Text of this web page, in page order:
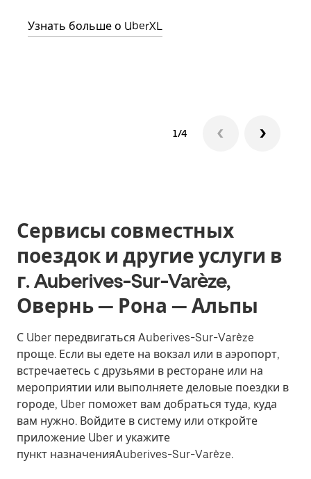
Узнать больше о UberXL
1/4
Сервисы совместных
поездок и другие услуги в
г. Auberives-Sur-Varèze,
Овернь — Рона — Альпы
С Uber передвигаться Auberives-Sur-Varèze
проще. Если вы едете на вокзал или в аэропорт,
встречаетесь с друзьями в ресторане или на
мероприятии или выполняете деловые поездки в
городе, Uber поможет вам добраться туда, куда
вам нужно. Войдите в систему или откройте
приложение Uber и укажите
пункт назначенияAuberives-Sur-Varèze.